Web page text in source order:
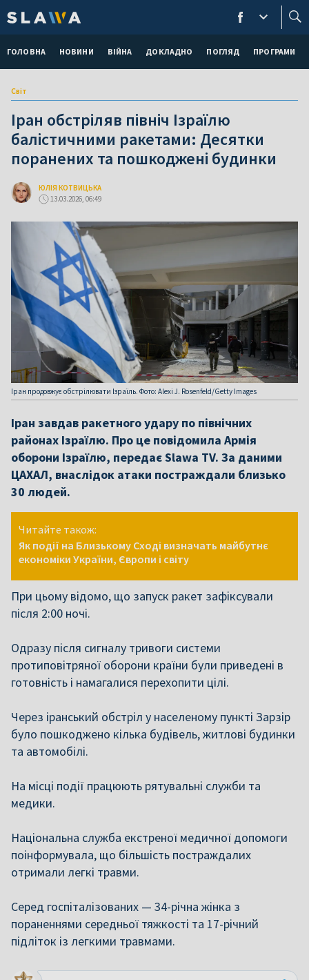
ГОЛОВНА НОВИНИ ВІЙНА ДОКЛАДНО ПОГЛЯД ПРОГРАМИ
Світ
Іран обстріляв північ Ізраїлю
балістичними ракетами: Десятки
поранених та пошкоджені будинки
ЮЛІЯ КОТВИЦЬКА
13.03.2026, 06:49
Іран продовжує обстрілювати Ізраїль. Фото: Alexi J. Rosenfeld/Getty Images
Іран завдав ракетного удару по північних
районах Ізраїлю. Про це повідомила Армія
оборони Ізраїлю, передає Slawa TV. За даними
ЦАХАЛ, внаслідок атаки постраждали близько
30 людей.
Читайте також:
Як події на Близькому Сході визначать майбутнє
економіки України, Європи і світу
При цьому відомо, що запуск ракет зафіксували
після 2:00 ночі.
Одразу після сигналу тривоги системи
протиповітряної оборони країни були приведені в
готовність і намагалися перехопити цілі.
Через іранський обстріл у населеному пункті Зарзір
було пошкоджено кілька будівель, житлові будинки
та автомобілі.
На місці події працюють рятувальні служби та
медики.
Національна служба екстреної медичної допомоги
поінформувала, що більшість постраждалих
отримали легкі травми.
Серед госпіталізованих — 34-річна жінка з
пораненнями середньої тяжкості та 17-річний
підліток із легкими травмами.